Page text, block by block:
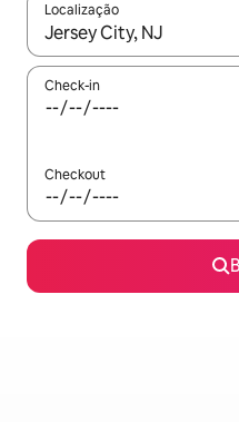
Localização
Quando os resultados
Check-in
Checkout